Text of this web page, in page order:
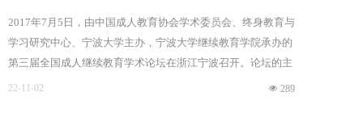
2017年7月5日，由中国成人教育协会学术委员会、终身教育与
学习研究中心、宁波大学主办，宁波大学继续教育学院承办的
第三届全国成人继续教育学术论坛在浙江宁波召开。论坛的主
题是：“文化自信与中国终身教育发展”。教育部职业教育与成
넶 289
22-11-02